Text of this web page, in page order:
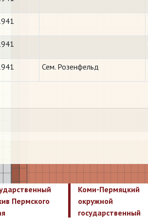
Сем. Розенфельд
Пермского
Коми-Пермяцкий
окружной
государственный